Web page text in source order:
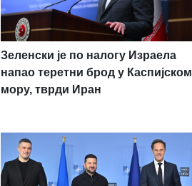
Зеленски је по налогу Израела
напао теретни брод у Каспијском
мору, тврди Иран